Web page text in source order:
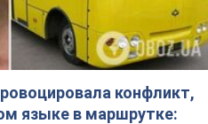
конфликт,
языке в маршрутке: